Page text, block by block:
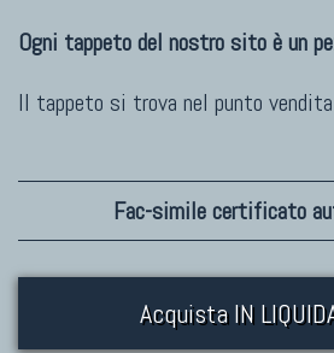
Ogni tappeto del nostro sito è un
Il tappeto si trova nel punto
Fac-simile certificato
Acquista IN